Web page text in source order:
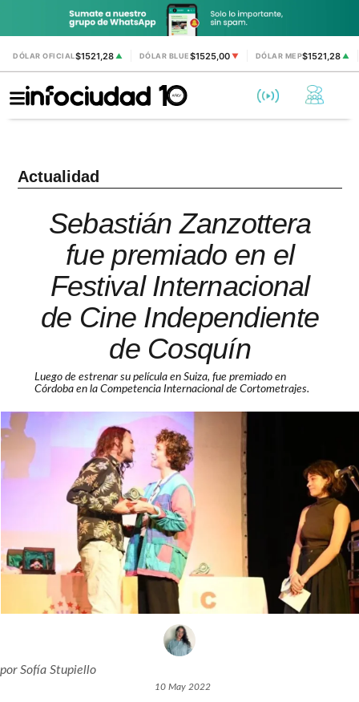
DÓLAR OFICIAL$1521,28 ▲ DÓLAR BLUE$1525,00 ▼ DÓLAR MEP$1521,28▲
Actualidad
Sebastián Zanzottera
fue premiado en el
Festival Internacional
de Cine Independiente
de Cosquín
Luego de estrenar su película en Suiza, fue premiado en
Córdoba en la Competencia Internacional de Cortometrajes.
porSofía Stupiello
10 May 2022